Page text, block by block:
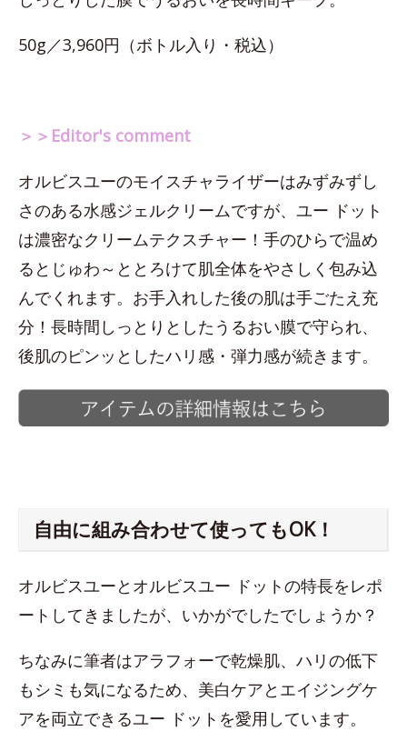
50g／3,960円（ボトル入り・税込）
＞＞Editor's comment
オルビスユーのモイスチャライザーはみずみずし
さのある水感ジェルクリームですが、ユー ドット
は濃密なクリームテクスチャー！手のひらで温め
るとじゅわ～ととろけて肌全体をやさしく包み込
んでくれます。お手入れした後の肌は手ごたえ充
分！長時間しっとりとしたうるおい膜で守られ、
後肌のピンッとしたハリ感・弾力感が続きます。
自由に組み合わせて使ってもOK！
オルビスユーとオルビスユー ドットの特長をレポ
ートしてきましたが、いかがでしたでしょうか？
ちなみに筆者はアラフォーで乾燥肌、ハリの低下
もシミも気になるため、美白ケアとエイジングケ
アを両立できるユー ドットを愛用しています。